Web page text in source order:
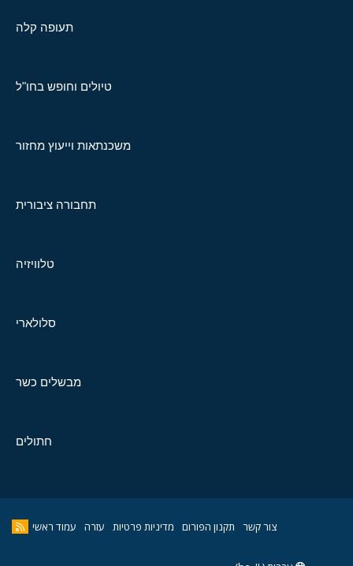
תעופה קלה
טיולים וחופש בחו"ל
משכנתאות וייעוץ מחזור
תחבורה ציבורית
טלוויזיה
סלולארי
מבשלים כשר
חתולים
צור קשר תקנון הפורום מדיניות פרטיות עזרה עמוד ראשי